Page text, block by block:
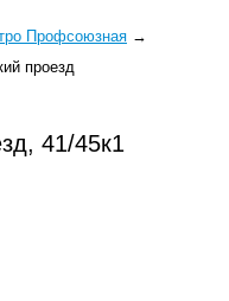
Профсоюзная →
проезд
41/45к1